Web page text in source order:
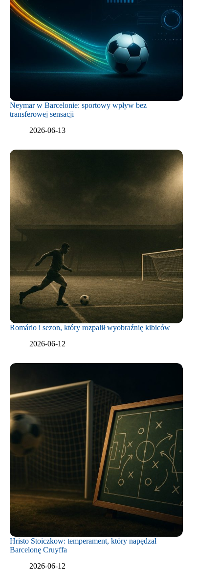
Neymar w Barcelonie: sportowy wpływ bez
transferowej sensacji
2026-06-13
Romário i sezon, który rozpalił wyobraźnię kibiców
2026-06-12
Hristo Stoiczkow: temperament, który napędzał
Barcelonę Cruyffa
2026-06-12